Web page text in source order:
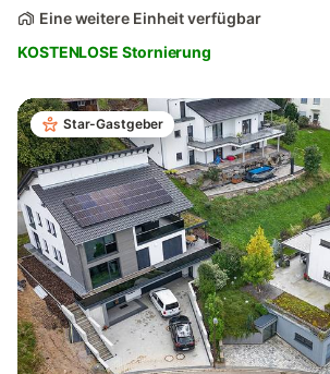
Eine weitere Einheit verfügbar
KOSTENLOSE Stornierung
Star-Gastgeber